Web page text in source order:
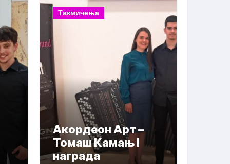
Такмичења
Акордеон Арт –
Томаш Камањ I
награда